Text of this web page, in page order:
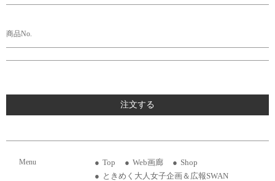
商品No.
注文する
Menu Top Web画廊
Shop
ときめく大人女子企画＆広報SWAN